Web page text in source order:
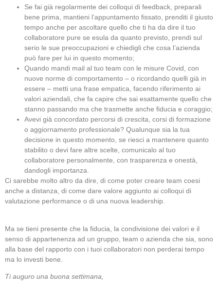
Se fai già regolarmente dei colloqui di feedback, preparali
bene prima, mantieni l’appuntamento fissato, prenditi il giusto
tempo anche per ascoltare quello che ti ha da dire il tuo
collaboratore pure se esula da quanto previsto, prendi sul
serio le sue preoccupazioni e chiedigli che cosa l’azienda
può fare per lui in questo momento;
Quando mandi mail al tuo team con le misure Covid, con
nuove norme di comportamento – o ricordando quelli già in
essere – metti una frase empatica, facendo riferimento ai
valori aziendali, che fa capire che sai esattamente quello che
stanno passando ma che trasmette anche fiducia e coraggio;
Avevi già concordato percorsi di crescita, corsi di formazione
o aggiornamento professionale? Qualunque sia la tua
decisione in questo momento, se riesci a mantenere quanto
stabilito o devi fare altre scelte, comunicalo al tuo
collaboratore personalmente, con trasparenza e onestà,
dandogli importanza.
Ci sarebbe molto altro da dire, di come poter creare team coesi
anche a distanza, di come dare valore aggiunto ai colloqui di
valutazione performance o di una nuova leadership.
Ma se tieni presente che la fiducia, la condivisione dei valori e il
senso di appartenenza ad un gruppo, team o azienda che sia, sono
alla base del rapporto con i tuoi collaboratori non perderai tempo
ma lo investi bene.
Ti auguro una buona settimana,